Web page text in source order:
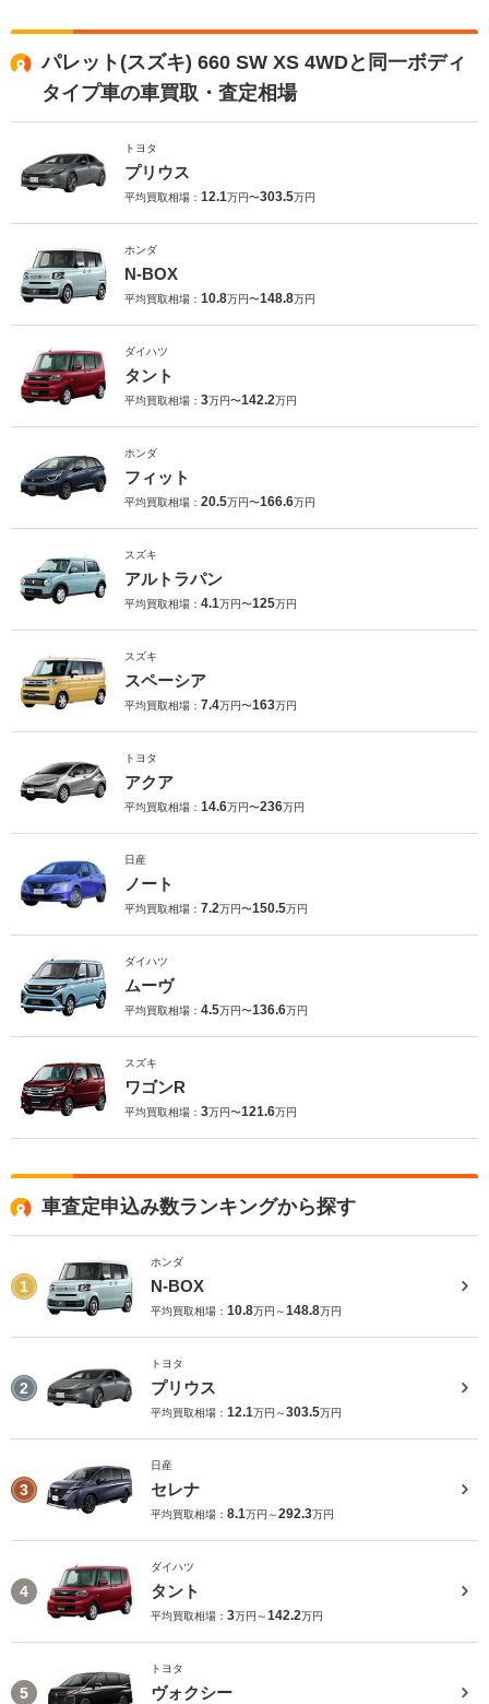
パレット(スズキ) 660 SW XS 4WDと同一ボディ
タイプ車の車買取・査定相場
トヨタ
プリウス
平均買取相場： 12.1万円〜303.5万円
ホンダ
N-BOX
平均買取相場： 10.8万円〜148.8万円
ダイハツ
タント
平均買取相場： 3万円〜142.2万円
ホンダ
フィット
平均買取相場： 20.5万円〜166.6万円
スズキ
アルトラパン
平均買取相場： 4.1万円〜125万円
スズキ
スペーシア
平均買取相場： 7.4万円〜163万円
トヨタ
アクア
平均買取相場： 14.6万円〜236万円
日産
ノート
平均買取相場： 7.2万円〜150.5万円
ダイハツ
ムーヴ
平均買取相場： 4.5万円〜136.6万円
スズキ
ワゴンR
平均買取相場： 3万円〜121.6万円
車査定申込み数ランキングから探す
1
ホンダ
N-BOX
平均買取相場： 10.8万円～148.8万円
2
トヨタ
プリウス
平均買取相場： 12.1万円～303.5万円
3
日産
セレナ
平均買取相場： 8.1万円～292.3万円
4
ダイハツ
タント
平均買取相場： 3万円～142.2万円
5
トヨタ
ヴォクシー